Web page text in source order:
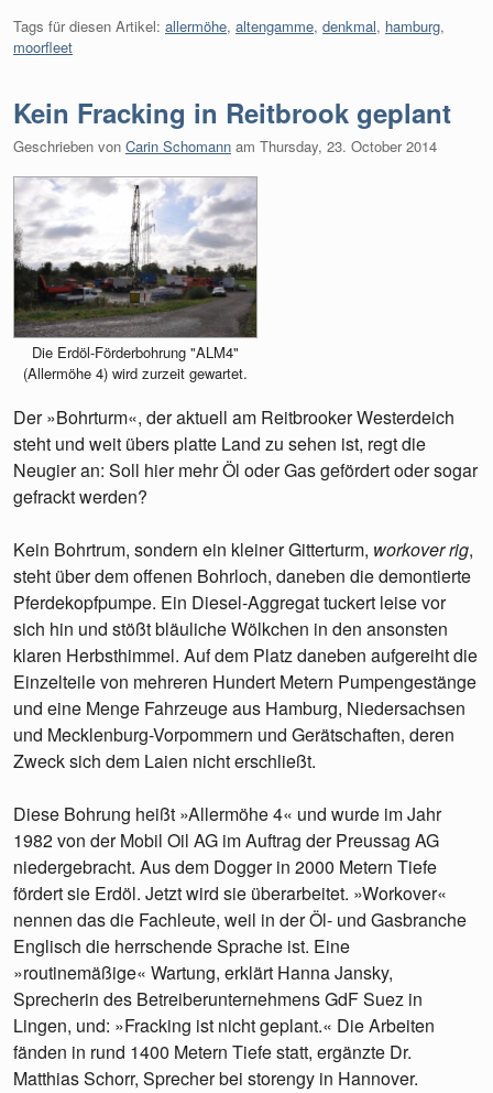
Tags für diesen Artikel: allermöhe, altengamme, denkmal, hamburg,
moorfleet
Kein Fracking in Reitbrook geplant
Geschrieben von Carin Schomann am Thursday, 23. October 2014
Die Erdöl-Förderbohrung "ALM4"
(Allermöhe 4) wird zurzeit gewartet.
Der »Bohrturm«, der aktuell am Reitbrooker Westerdeich
steht und weit übers platte Land zu sehen ist, regt die
Neugier an: Soll hier mehr Öl oder Gas gefördert oder sogar
gefrackt werden?
Kein Bohrtrum, sondern ein kleiner Gitterturm, workover rig,
steht über dem offenen Bohrloch, daneben die demontierte
Pferdekopfpumpe. Ein Diesel-Aggregat tuckert leise vor
sich hin und stößt bläuliche Wölkchen in den ansonsten
klaren Herbsthimmel. Auf dem Platz daneben aufgereiht die
Einzelteile von mehreren Hundert Metern Pumpengestänge
und eine Menge Fahrzeuge aus Hamburg, Niedersachsen
und Mecklenburg-Vorpommern und Gerätschaften, deren
Zweck sich dem Laien nicht erschließt.
Diese Bohrung heißt »Allermöhe 4« und wurde im Jahr
1982 von der Mobil Oil AG im Auftrag der Preussag AG
niedergebracht. Aus dem Dogger in 2000 Metern Tiefe
fördert sie Erdöl. Jetzt wird sie überarbeitet. »Workover«
nennen das die Fachleute, weil in der Öl- und Gasbranche
Englisch die herrschende Sprache ist. Eine
»routinemäßige« Wartung, erklärt Hanna Jansky,
Sprecherin des Betreiberunternehmens GdF Suez in
Lingen, und: »Fracking ist nicht geplant.« Die Arbeiten
fänden in rund 1400 Metern Tiefe statt, ergänzte Dr.
Matthias Schorr, Sprecher bei storengy in Hannover.